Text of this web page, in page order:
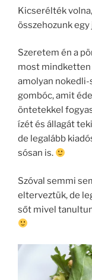
Kicserélték
összehozunk
Szeretem én a
most mindketten
amolyan nokedli-
gombóc, amit
öntetekkel
ízét és állagát
de legalább
sósan is.
Szóval semmi
elterveztük, de
sőt mivel